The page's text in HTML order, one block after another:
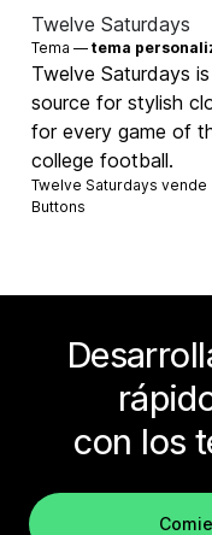
Twelve Saturdays
Tema —tema
Twelve Saturdays
source for stylish
for every game of
college football.
Twelve Saturdays vende
Buttons
con los